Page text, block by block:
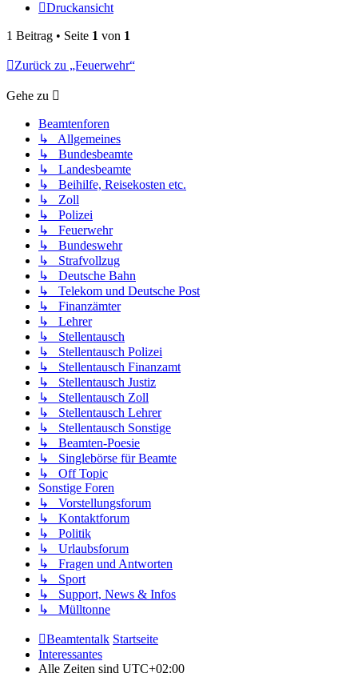
Druckansicht
1 Beitrag • Seite 1 von 1
Zurück zu „Feuerwehr“
Gehe zu
Beamtenforen
↳ Allgemeines
↳ Bundesbeamte
↳ Landesbeamte
↳ Beihilfe, Reisekosten etc.
↳ Zoll
↳ Polizei
↳ Feuerwehr
↳ Bundeswehr
↳ Strafvollzug
↳ Deutsche Bahn
↳ Telekom und Deutsche Post
↳ Finanzämter
↳ Lehrer
↳ Stellentausch
↳ Stellentausch Polizei
↳ Stellentausch Finanzamt
↳ Stellentausch Justiz
↳ Stellentausch Zoll
↳ Stellentausch Lehrer
↳ Stellentausch Sonstige
↳ Beamten-Poesie
↳ Singlebörse für Beamte
↳ Off Topic
Sonstige Foren
↳ Vorstellungsforum
↳ Kontaktforum
↳ Politik
↳ Urlaubsforum
↳ Fragen und Antworten
↳ Sport
↳ Support, News & Infos
↳ Mülltonne
Beamtentalk Startseite
Interessantes
Alle Zeiten sind UTC+02:00